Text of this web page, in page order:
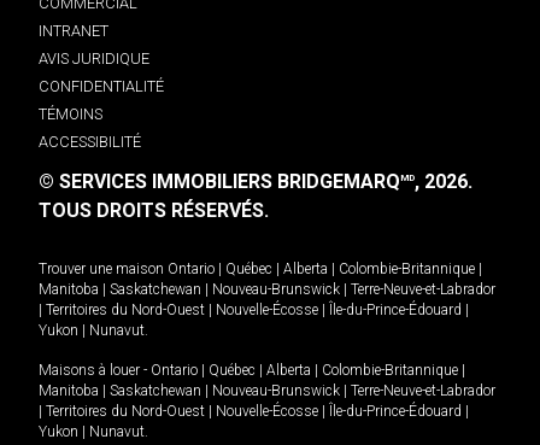
INTRANET
AVIS JURIDIQUE
CONFIDENTIALITÉ
TÉMOINS
ACCESSIBILITÉ
© SERVICES IMMOBILIERS BRIDGEMARQMD, 2026.
TOUS DROITS RÉSERVÉS.
Trouver une maison Ontario Québec Alberta Colombie-Britannique
Manitoba
Saskatchewan Nouveau-Brunswick
Terre-Neuve-et-Labrador
Territoires du Nord-Ouest Nouvelle-Écosse Île-du-Prince-Édouard
Yukon
Nunavut.
Maisons à louer - Ontario Québec Alberta Colombie-Britannique
Manitoba
Saskatchewan Nouveau-Brunswick
Terre-Neuve-et-Labrador
Territoires du Nord-Ouest Nouvelle-Écosse Île-du-Prince-Édouard
Yukon
Nunavut.